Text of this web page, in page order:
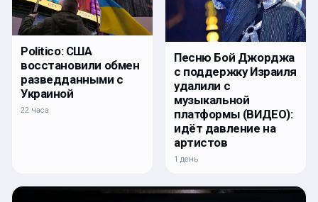
Politico: США
восстановили обмен
разведданными с
Украиной
22 часа
Песню Бой Джорджа
с поддержку Израиля
удалили с
музыкальной
платформы (ВИДЕО):
идёт давление на
артистов
1 день